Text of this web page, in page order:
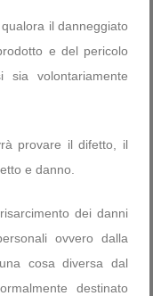
il danneggiato
e del pericolo
volontariamente
provare il difetto, il
e danno.
dei danni
ovvero dalla
cosa diversa dal
destinato